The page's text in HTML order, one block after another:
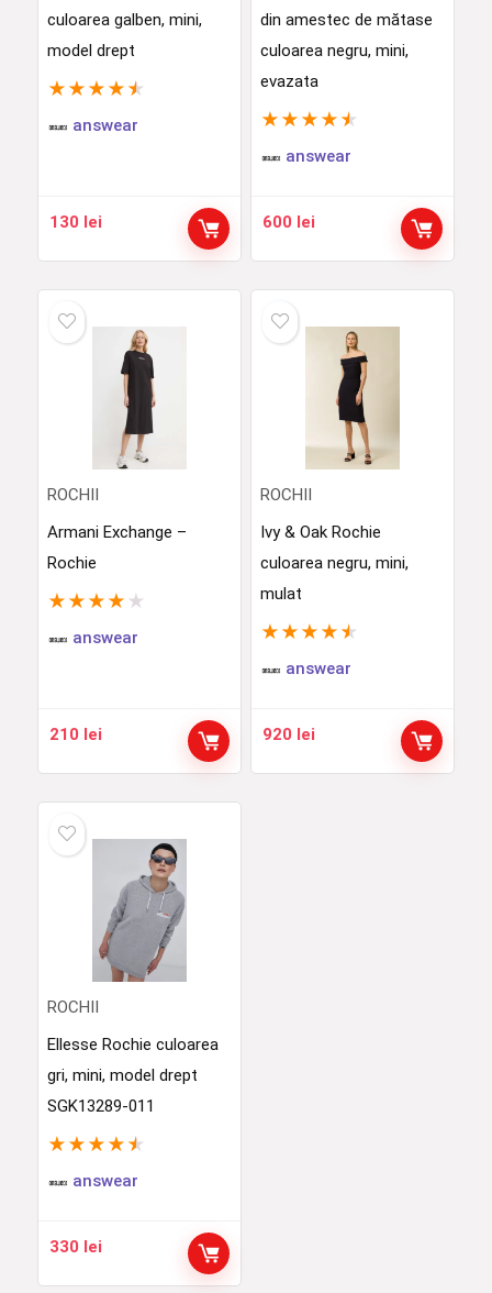
culoarea galben, mini,
model drept
★ ★ ★ ★ ★
answear
130 lei
din amestec de mătase
culoarea negru, mini,
evazata
★ ★ ★ ★ ★
answear
600 lei
ROCHII
Armani Exchange –
Rochie
★ ★ ★ ★ ★
answear
210 lei
ROCHII
Ivy & Oak Rochie
culoarea negru, mini,
mulat
★ ★ ★ ★ ★
answear
920 lei
ROCHII
Ellesse Rochie culoarea
gri, mini, model drept
SGK13289-011
★ ★ ★ ★ ★
answear
330 lei